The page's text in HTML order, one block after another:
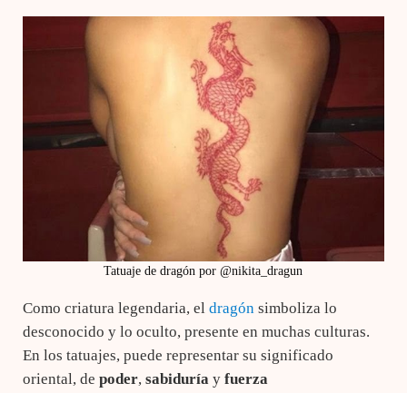
Tatuaje de dragón por @nikita_dragun
Como criatura legendaria, el dragón simboliza lo
desconocido y lo oculto, presente en muchas culturas.
En los tatuajes, puede representar su significado
oriental, de poder, sabiduría y fuerza